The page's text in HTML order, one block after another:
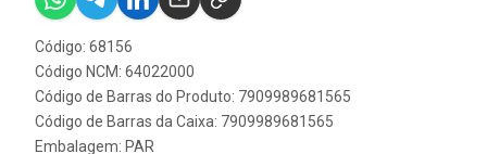
Código: 68156
Código NCM: 64022000
Código de Barras do Produto: 7909989681565
Código de Barras da Caixa: 7909989681565
Embalagem: PAR